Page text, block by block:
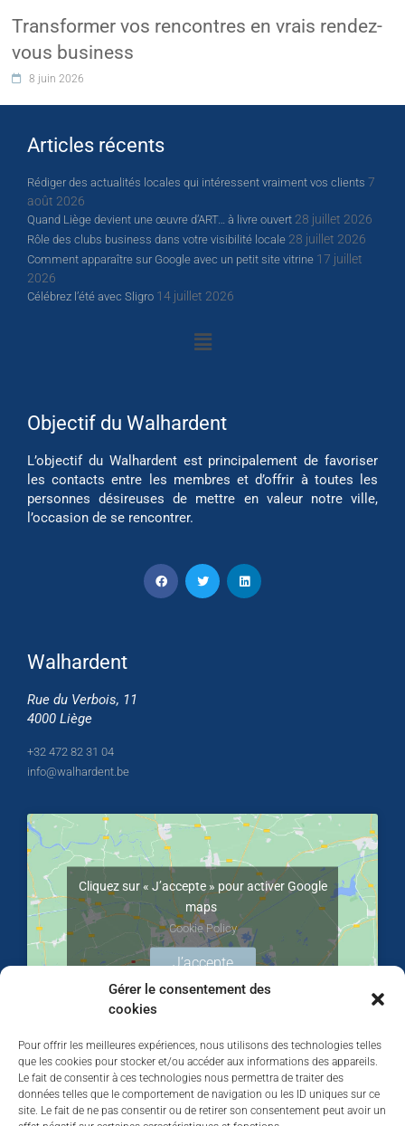
Gérer le consentement des
cookies
Pour offrir les meilleures expériences, nous utilisons des technologies telles
que les cookies pour stocker et/ou accéder aux informations des appareils.
Le fait de consentir à ces technologies nous permettra de traiter des
données telles que le comportement de navigation ou les ID uniques sur ce
site. Le fait de ne pas consentir ou de retirer son consentement peut avoir un
Transformer vos rencontres en vrais rendez-
vous business
8 juin 2026
Articles récents
Rédiger des actualités locales qui intéressent vraiment vos clients 7
août 2026
Quand Liège devient une œuvre d’ART… à livre ouvert 28 juillet 2026
Rôle des clubs business dans votre visibilité locale 28 juillet 2026
Comment apparaître sur Google avec un petit site vitrine 17 juillet
2026
Célébrez l’été avec Sligro 14 juillet 2026
Objectif du Walhardent
L’objectif du Walhardent est principalement de favoriser
les contacts entre les membres et d’offrir à toutes les
personnes désireuses de mettre en valeur notre ville,
l’occasion de se rencontrer.
Walhardent
Rue du Verbois, 11
4000 Liège
+32 472 82 31 04
info@walhardent.be
Cliquez sur « J’accepte » pour activer Google
maps
Cookie Policy
J’accepte